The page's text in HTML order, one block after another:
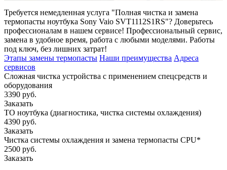
Требуется немедленная услуга "Полная чистка и замена
термопасты ноутбука Sony Vaio SVT1112S1RS"? Доверьтесь
профессионалам в нашем сервисе! Профессиональный сервис,
замена в удобное время, работа с любыми моделями. Работы
под ключ, без лишних затрат!
Этапы замены термопасты Наши преимущества Адреса
сервисов
Сложная чистка устройства с применением спецсредств и
оборудования
3390 руб.
Заказать
ТО ноутбука (диагностика, чистка системы охлаждения)
4390 руб.
Заказать
Чистка системы охлаждения и замена термопасты CPU*
2500 руб.
Заказать